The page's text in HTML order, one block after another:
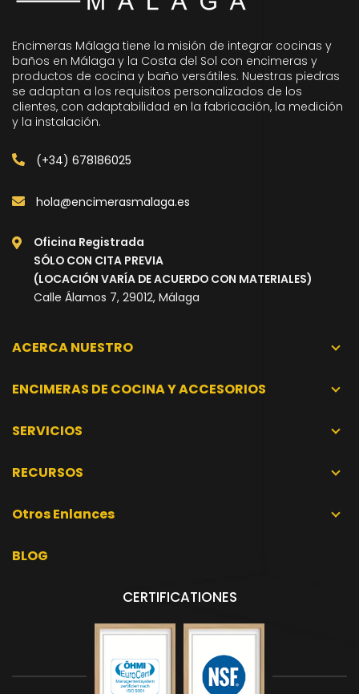
Encimeras Málaga tiene la misión de integrar cocinas y
baños en Málaga y la Costa del Sol con encimeras y
productos de cocina y baño versátiles. Nuestras piedras
se adaptan a los requisitos personalizados de los
clientes, con adaptabilidad en la fabricación, la medición
y la instalación.
(+34) 678186025
hola@encimerasmalaga.es
Oficina Registrada
SÓLO CON CITA PREVIA
(LOCACIÓN VARÍA DE ACUERDO CON MATERIALES)
Calle Álamos 7, 29012, Málaga
ACERCA NUESTRO
ENCIMERAS DE COCINA Y ACCESORIOS
SERVICIOS
RECURSOS
Otros Enlances
BLOG
CERTIFICATIONES